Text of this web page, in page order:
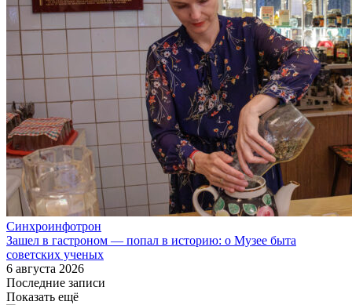
Синхроинфотрон
Зашел в гастроном — попал в историю: о Музее быта
советских ученых
6 августа 2026
Последние записи
Показать ещё